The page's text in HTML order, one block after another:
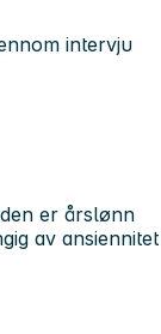
intervju
er årslønn
av ansiennitet